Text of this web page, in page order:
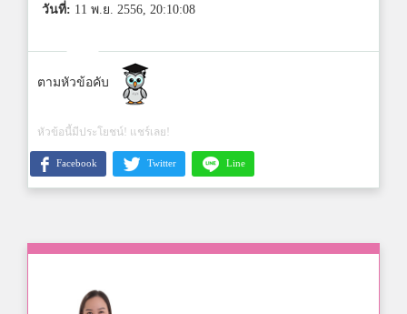
วันที่: 11 พ.ย. 2556, 20:10:08
ตามหัวข้อคับ
หัวข้อนี้มีประโยชน์! แชร์เลย!
Facebook Twitter Line